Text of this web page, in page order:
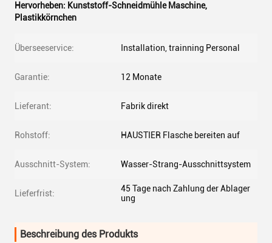
Hervorheben: Kunststoff-Schneidmühle Maschine,
Plastikkörnchen
Überseeservice: Installation, trainning Personal
Garantie: 12 Monate
Lieferant: Fabrik direkt
Rohstoff: HAUSTIER Flasche bereiten auf
Ausschnitt-System: Wasser-Strang-Ausschnittsystem
Lieferfrist:
45 Tage nach Zahlung der Ablager
ung
Beschreibung des Produkts